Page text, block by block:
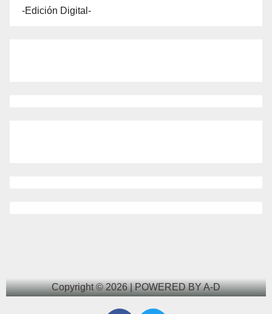
-Edición Digital-
Copyright © 2026 | POWERED BY A-D